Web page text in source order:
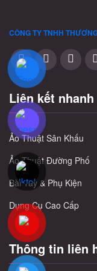
CÔNG TY TNHH
Liên kết nhanh
Ảo Thuật Sân Khấu
Ảo Thuật Đường Phố
Bài Tây & Phụ Kiện
Dụng Cụ Cao Cấp
Thông tin liên